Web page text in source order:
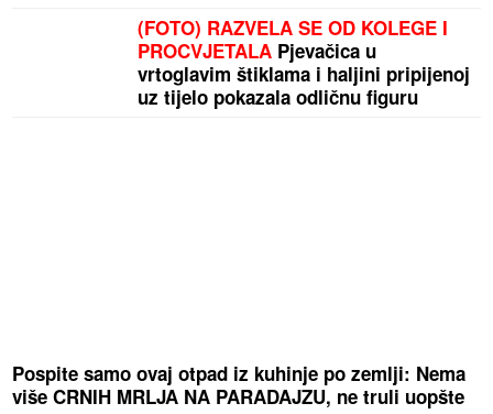
(FOTO) RAZVELA SE OD KOLEGE I
PROCVJETALA Pjevačica u
vrtoglavim štiklama i haljini pripijenoj
uz tijelo pokazala odličnu figuru
Pospite samo ovaj otpad iz kuhinje po zemlji: Nema
više CRNIH MRLJA NA PARADAJZU, ne truli uopšte